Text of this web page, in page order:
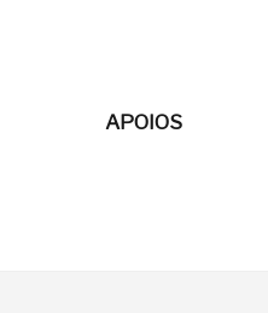
APOIOS